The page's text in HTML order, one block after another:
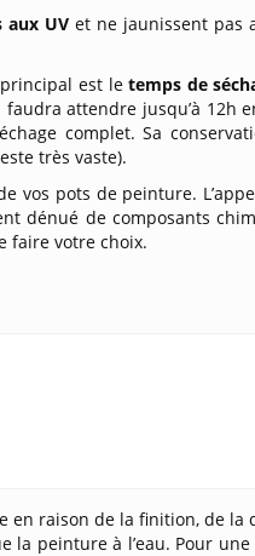
aux UV et ne jaunissent pas
est letemps de
faudra attendre jusqu’à 12h
complet. Sa
très vaste).
vos pots de peinture.
dénué de composants
faire votre choix.
en raison de la finition, de la
la peinture à l’eau. Pour une